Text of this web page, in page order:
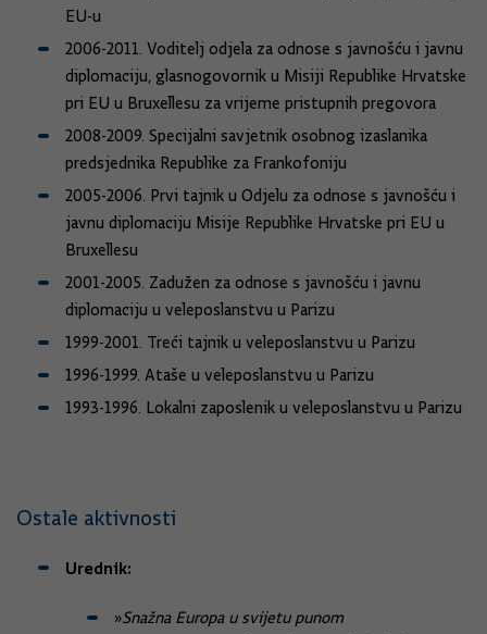
EU-u
2006-2011. Voditelj odjela za odnose s javnošću i javnu
diplomaciju, glasnogovornik u Misiji Republike Hrvatske
pri EU u Bruxellesu za vrijeme pristupnih pregovora
2008-2009. Specijalni savjetnik osobnog izaslanika
predsjednika Republike za Frankofoniju
2005-2006. Prvi tajnik u Odjelu za odnose s javnošću i
javnu diplomaciju Misije Republike Hrvatske pri EU u
Bruxellesu
2001-2005. Zadužen za odnose s javnošću i javnu
diplomaciju u veleposlanstvu u Parizu
1999-2001. Treći tajnik u veleposlanstvu u Parizu
1996-1999. Ataše u veleposlanstvu u Parizu
1993-1996. Lokalni zaposlenik u veleposlanstvu u Parizu
Ostale aktivnosti
Urednik:
»Snažna Europa u svijetu punom